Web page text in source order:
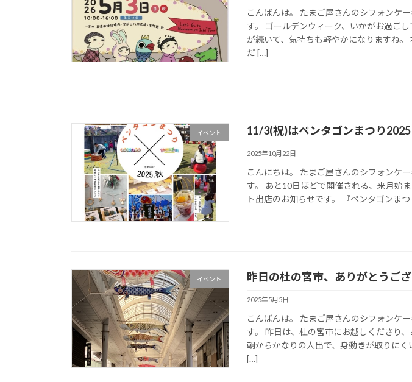
こんばんは。 たまご屋さんのシフォンケ
す。 ゴールデンウィーク、いかがお過ご
が続いて、気持ちも軽やかになりますね。
だ […]
イベント 11/3(祝)はペンタゴンまつり2025
2025年10月22日
こんにちは。 たまご屋さんのシフォンケ
す。 あと10日ほどで開催される、来月始
ト出店のお知らせです。 『ペンタゴンま
イベント 昨日の杜の宮市、ありがとうござ
2025年5月5日
こんばんは。 たまご屋さんのシフォンケ
す。 昨日は、杜の宮市にお越しくださり、
朝からかなりの人出で、身動きが取りにく
[…]